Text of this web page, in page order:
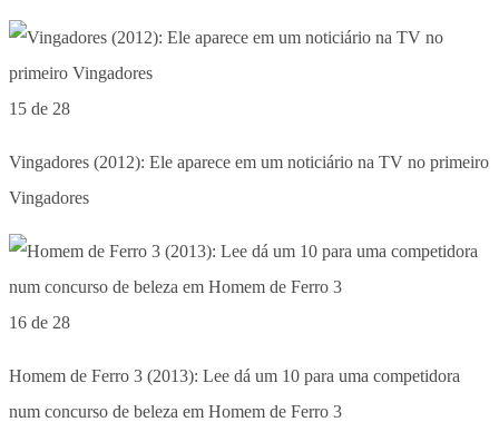
15 de 28
Vingadores (2012): Ele aparece em um noticiário na TV no primeiro
Vingadores
16 de 28
Homem de Ferro 3 (2013): Lee dá um 10 para uma competidora
num concurso de beleza em Homem de Ferro 3